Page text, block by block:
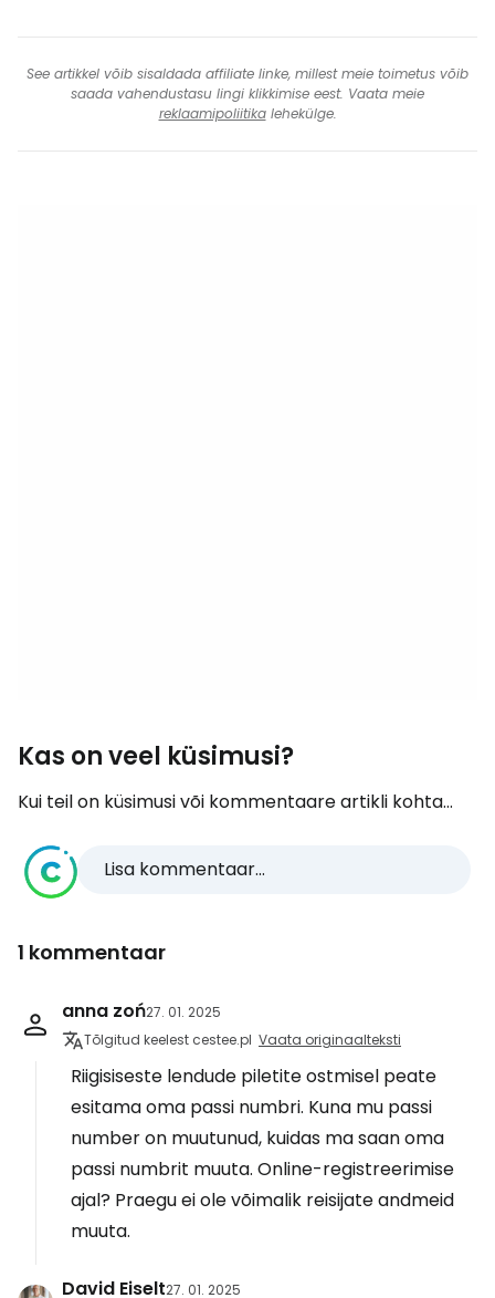
See artikkel võib sisaldada affiliate linke, millest meie toimetus võib
saada vahendustasu lingi klikkimise eest. Vaata meie
reklaamipoliitikalehekülge.
Kas on veel küsimusi?
Kui teil on küsimusi või kommentaare artikli kohta...
Lisa kommentaar...
1 kommentaar
anna zoń27. 01. 2025
Tõlgitud keelest cestee.pl Vaata originaalteksti
Riigisiseste lendude piletite ostmisel peate
esitama oma passi numbri. Kuna mu passi
number on muutunud, kuidas ma saan oma
passi numbrit muuta. Online-registreerimise
ajal? Praegu ei ole võimalik reisijate andmeid
muuta.
David Eiselt27. 01. 2025